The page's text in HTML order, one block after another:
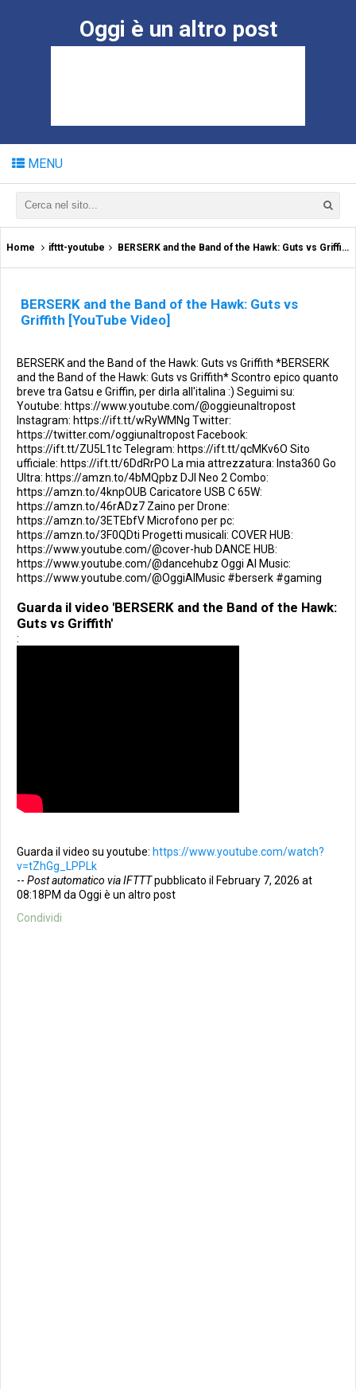
Oggi è un altro post
MENU
Home ifttt-youtube BERSERK and the Band of the Hawk: Guts vs Griffith [YouTube Video]
BERSERK and the Band of the Hawk: Guts vs
Griffith [YouTube Video]
BERSERK and the Band of the Hawk: Guts vs Griffith *BERSERK
and the Band of the Hawk: Guts vs Griffith* Scontro epico quanto
breve tra Gatsu e Griffin, per dirla all'italina :) Seguimi su:
Youtube: https://www.youtube.com/@oggieunaltropost
Instagram: https://ift.tt/wRyWMNg Twitter:
https://twitter.com/oggiunaltropost Facebook:
https://ift.tt/ZU5L1tc Telegram: https://ift.tt/qcMKv6O Sito
ufficiale: https://ift.tt/6DdRrPO La mia attrezzatura: Insta360 Go
Ultra: https://amzn.to/4bMQpbz DJI Neo 2 Combo:
https://amzn.to/4knpOUB Caricatore USB C 65W:
https://amzn.to/46rADz7 Zaino per Drone:
https://amzn.to/3ETEbfV Microfono per pc:
https://amzn.to/3F0QDti Progetti musicali: COVER HUB:
https://www.youtube.com/@cover-hub DANCE HUB:
https://www.youtube.com/@dancehubz Oggi AI Music:
https://www.youtube.com/@OggiAIMusic #berserk #gaming
Guarda il video 'BERSERK and the Band of the Hawk:
Guts vs Griffith'
:
Guarda il video su youtube: https://www.youtube.com/watch?
v=tZhGg_LPPLk
-- Post automatico via IFTTTpubblicato il February 7, 2026 at
08:18PM da Oggi è un altro post
Condividi